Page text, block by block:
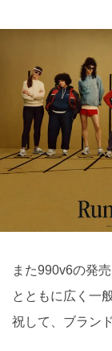
また990v6の発
とともに広く一
祝して、ブラン